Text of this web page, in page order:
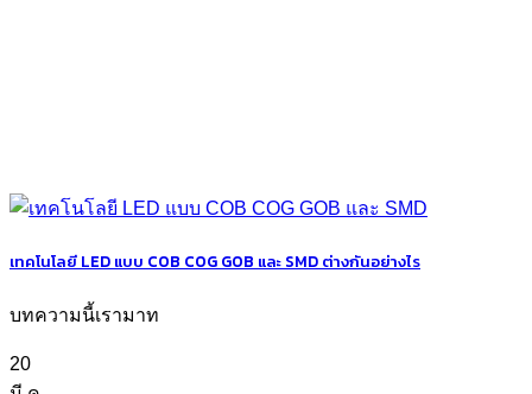
เทคโนโลยี LED แบบ COB COG GOB และ SMD ต่างกันอย่างไร
บทความนี้เรามาท
20